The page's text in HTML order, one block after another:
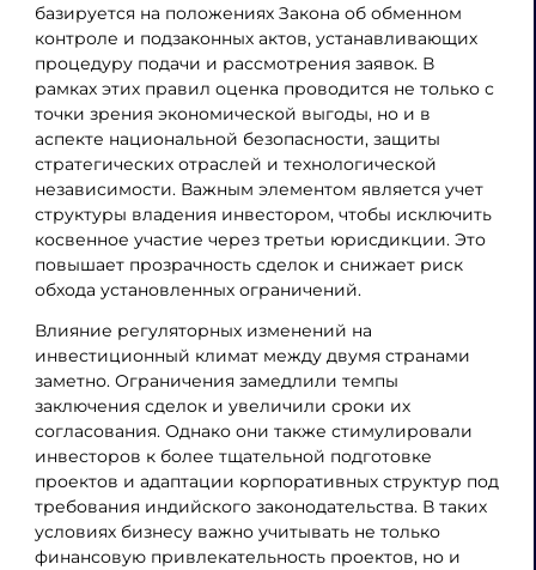
базируется на положениях Закона об обменном
контроле и подзаконных актов, устанавливающих
процедуру подачи и рассмотрения заявок. В
рамках этих правил оценка проводится не только с
точки зрения экономической выгоды, но и в
аспекте национальной безопасности, защиты
стратегических отраслей и технологической
независимости. Важным элементом является учет
структуры владения инвестором, чтобы исключить
косвенное участие через третьи юрисдикции. Это
повышает прозрачность сделок и снижает риск
обхода установленных ограничений.
Влияние регуляторных изменений на
инвестиционный климат между двумя странами
заметно. Ограничения замедлили темпы
заключения сделок и увеличили сроки их
согласования. Однако они также стимулировали
инвесторов к более тщательной подготовке
проектов и адаптации корпоративных структур под
требования индийского законодательства. В таких
условиях бизнесу важно учитывать не только
финансовую привлекательность проектов, но и